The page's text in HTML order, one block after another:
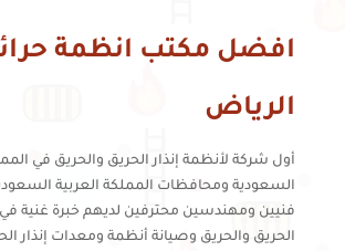
افضل مكتب انظمة
الرياض
أول شركة لأنظمة إنذار الحريق والحريق في
السعودية ومحافظات المملكة العربية
فنيين ومهندسين محترفين لديهم خبرة غنية
الحريق والحريق وصيانة أنظمة ومعدات إنذار